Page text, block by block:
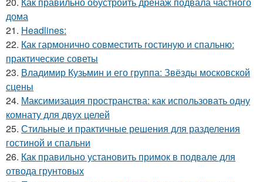
дома
21. Headlines:
22. Как гармонично совместить гостиную и спальню:
практические советы
23. Владимир Кузьмин и его группа: Звёзды московской
сцены
24. Максимизация пространства: как использовать одну
комнату для двух целей
25. Стильные и практичные решения для разделения
гостиной и спальни
26. Как правильно установить примок в подвале для
отвода грунтовых